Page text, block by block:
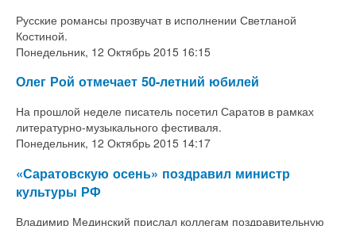
Русские романсы прозвучат в исполнении Светланой
Костиной.
Понедельник, 12 Октябрь 2015 16:15
Олег Рой отмечает 50-летний юбилей
На прошлой неделе писатель посетил Саратов в рамках
литературно-музыкального фестиваля.
Понедельник, 12 Октябрь 2015 14:17
«Саратовскую осень» поздравил министр
культуры РФ
Владимир Мединский прислал коллегам поздравительную